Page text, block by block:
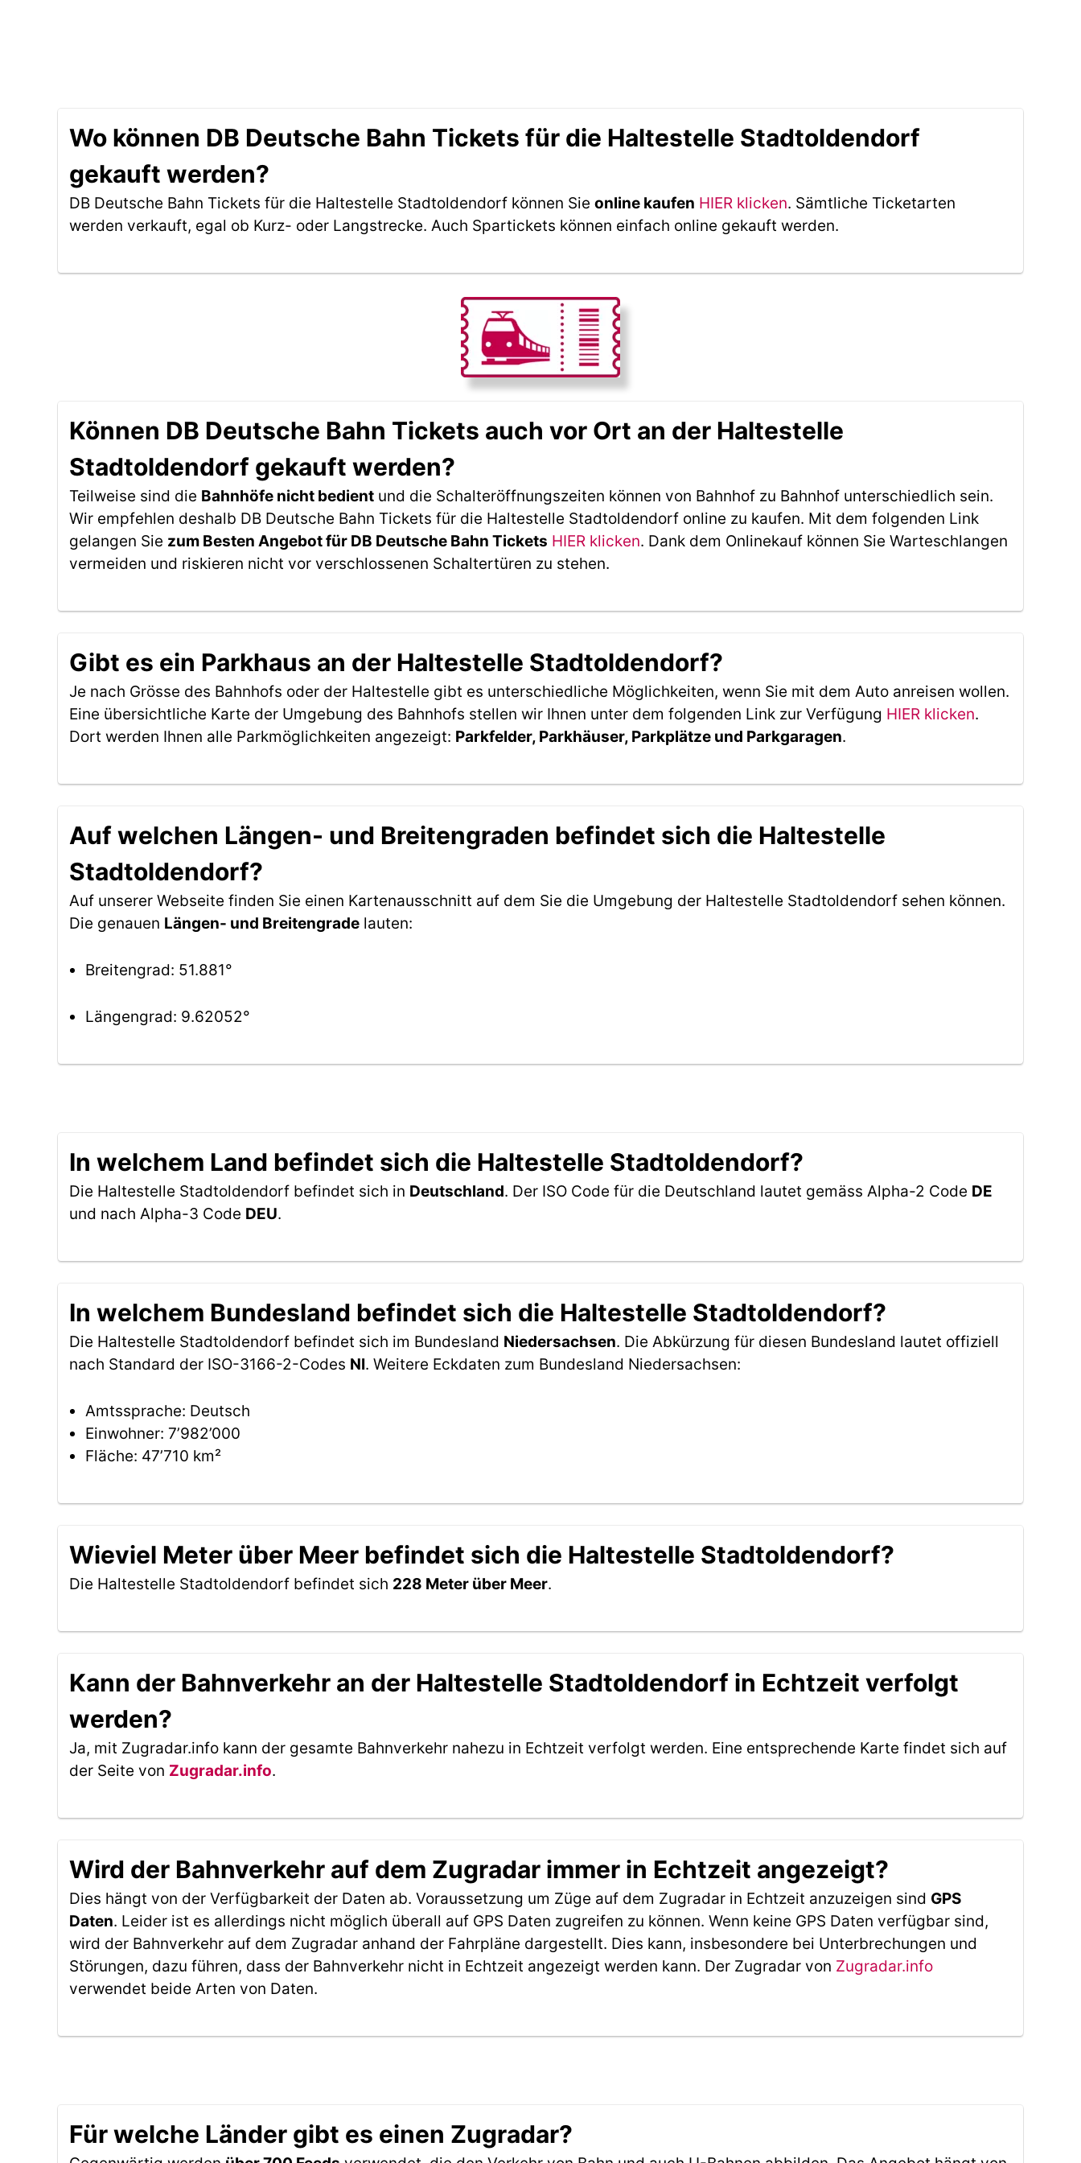
Wo können DB Deutsche Bahn Tickets für die Haltestelle Stadtoldendorf
gekauft werden?
DB Deutsche Bahn Tickets für die Haltestelle Stadtoldendorf können Sie online kaufen HIER klicken. Sämtliche Ticketarten
werden verkauft, egal ob Kurz- oder Langstrecke. Auch Spartickets können einfach online gekauft werden.
Können DB Deutsche Bahn Tickets auch vor Ort an der Haltestelle
Stadtoldendorf gekauft werden?
Teilweise sind die Bahnhöfe nicht bedient und die Schalteröffnungszeiten können von Bahnhof zu Bahnhof unterschiedlich sein.
Wir empfehlen deshalb DB Deutsche Bahn Tickets für die Haltestelle Stadtoldendorf online zu kaufen. Mit dem folgenden Link
gelangen Sie zum Besten Angebot für DB Deutsche Bahn Tickets HIER klicken. Dank dem Onlinekauf können Sie Warteschlangen
vermeiden und riskieren nicht vor verschlossenen Schaltertüren zu stehen.
Gibt es ein Parkhaus an der Haltestelle Stadtoldendorf?
Je nach Grösse des Bahnhofs oder der Haltestelle gibt es unterschiedliche Möglichkeiten, wenn Sie mit dem Auto anreisen wollen.
Eine übersichtliche Karte der Umgebung des Bahnhofs stellen wir Ihnen unter dem folgenden Link zur Verfügung HIER klicken.
Dort werden Ihnen alle Parkmöglichkeiten angezeigt: Parkfelder, Parkhäuser, Parkplätze und Parkgaragen.
Auf welchen Längen- und Breitengraden befindet sich die Haltestelle
Stadtoldendorf?
Auf unserer Webseite finden Sie einen Kartenausschnitt auf dem Sie die Umgebung der Haltestelle Stadtoldendorf sehen können.
Die genauen Längen- und Breitengrade lauten:
Breitengrad: 51.881°
Längengrad: 9.62052°
In welchem Land befindet sich die Haltestelle Stadtoldendorf?
Die Haltestelle Stadtoldendorf befindet sich in Deutschland. Der ISO Code für die Deutschland lautet gemäss Alpha-2 Code DE
und nach Alpha-3 Code DEU.
In welchem Bundesland befindet sich die Haltestelle Stadtoldendorf?
Die Haltestelle Stadtoldendorf befindet sich im Bundesland Niedersachsen. Die Abkürzung für diesen Bundesland lautet offiziell
nach Standard der ISO-3166-2-Codes NI. Weitere Eckdaten zum Bundesland Niedersachsen:
Amtssprache: Deutsch
Einwohner: 7’982’000
Fläche: 47’710 km²
Wieviel Meter über Meer befindet sich die Haltestelle Stadtoldendorf?
Die Haltestelle Stadtoldendorf befindet sich 228 Meter über Meer.
Kann der Bahnverkehr an der Haltestelle Stadtoldendorf in Echtzeit verfolgt
werden?
Ja, mit Zugradar.info kann der gesamte Bahnverkehr nahezu in Echtzeit verfolgt werden. Eine entsprechende Karte findet sich auf
der Seite von Zugradar.info.
Wird der Bahnverkehr auf dem Zugradar immer in Echtzeit angezeigt?
Dies hängt von der Verfügbarkeit der Daten ab. Voraussetzung um Züge auf dem Zugradar in Echtzeit anzuzeigen sind GPS
Daten. Leider ist es allerdings nicht möglich überall auf GPS Daten zugreifen zu können. Wenn keine GPS Daten verfügbar sind,
wird der Bahnverkehr auf dem Zugradar anhand der Fahrpläne dargestellt. Dies kann, insbesondere bei Unterbrechungen und
Störungen, dazu führen, dass der Bahnverkehr nicht in Echtzeit angezeigt werden kann. Der Zugradar von Zugradar.info
verwendet beide Arten von Daten.
Für welche Länder gibt es einen Zugradar?